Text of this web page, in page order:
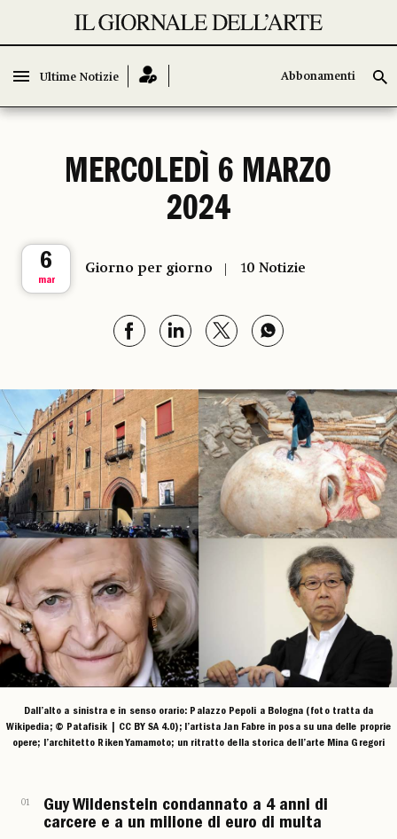
Ultime Notizie Abbonamenti
Ultime Notizie Abbonamenti
MERCOLEDÌ 6 MARZO
2024
6
mar
Giorno per giorno 10 Notizie
Dall’alto a sinistra e in senso orario: Palazzo Pepoli a Bologna (foto tratta da
Wikipedia; © Patafisik | CC BY SA 4.0); l’artista Jan Fabre in posa su una delle proprie
opere; l’architetto Riken Yamamoto; un ritratto della storica dell’arte Mina Gregori
01
Guy Wildenstein condannato a 4 anni di
carcere e a un milione di euro di multa